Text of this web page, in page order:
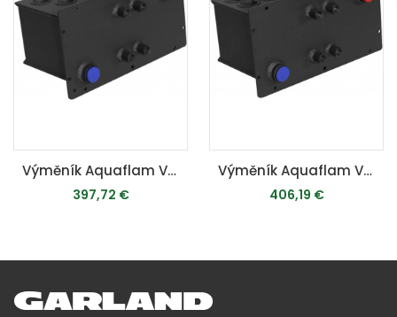
Výměník Aquaflam VARIO 5kW - teplovodní krbová kamna
397,72 €
Výměník Aquaflam VARIO 7kW - teplovodní krbová kamna
406,19 €